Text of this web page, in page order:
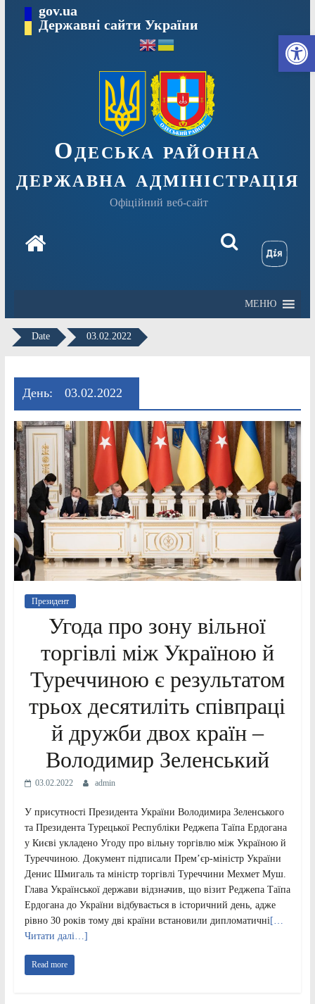
Перейтиgov.ua
Державні сайти України
Одеська районна
державна адміністрація
Офіційний веб-сайт
МЕНЮ
Date 03.02.2022
День: 03.02.2022
Президент
Угода про зону вільної
торгівлі між Україною й
Туреччиною є результатом
трьох десятиліть співпраці
й дружби двох країн –
Володимир Зеленський
03.02.2022 admin
У присутності Президента України Володимира Зеленського
та Президента Турецької Республіки Реджепа Таїпа Ердогана
у Києві укладено Угоду про вільну торгівлю між Україною й
Туреччиною. Документ підписали Прем’єр-міністр України
Денис Шмигаль та міністр торгівлі Туреччини Мехмет Муш.
Глава Української держави відзначив, що візит Реджепа Таїпа
Ердогана до України відбувається в історичний день, адже
рівно 30 років тому дві країни встановили дипломатичні […
Читати далі…]
Read more